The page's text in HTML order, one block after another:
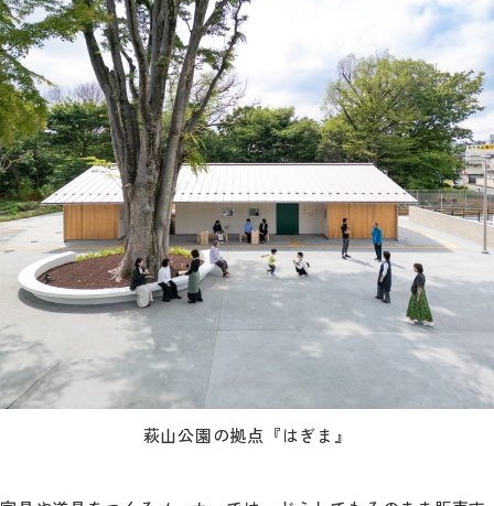
萩山公園の拠点『はぎま』